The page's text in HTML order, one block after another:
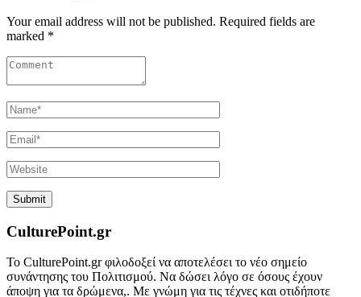
Your email address will not be published. Required fields are
marked *
CulturePoint.gr
Το CulturePoint.gr φιλοδοξεί να αποτελέσει το νέο σημείο
συνάντησης του Πολιτισμού. Να δώσει λόγο σε όσους έχουν
άποψη για τα δρώμενα,. Με γνώμη για τις τέχνες και οτιδήποτε